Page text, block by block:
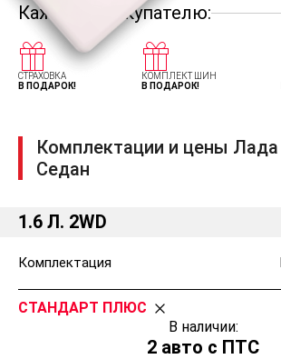
Каждому покупателю:
СТРАХОВКА
В ПОДАРОК!
КОМПЛЕКТ ШИН
В ПОДАРОК!
Комплектации и цены Лада
Седан
1.6 Л. 2WD
Комплектация
СТАНДАРТ ПЛЮС
В наличии:
2 авто с ПТС